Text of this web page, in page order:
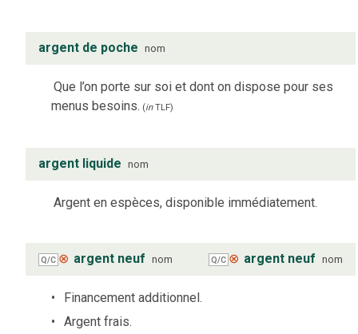
argent de poche nom
Que l’on porte sur soi et dont on dispose pour ses
menus besoins. (inTLF)
argent liquide nom
Argent en espèces, disponible immédiatement.
Q/C ⊗ argent neuf nom Q/C ⊗ argent neuf nom
Financement additionnel.
Argent frais.